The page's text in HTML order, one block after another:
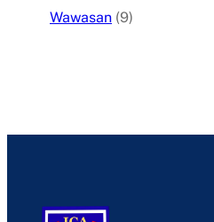
Wawasan (9)